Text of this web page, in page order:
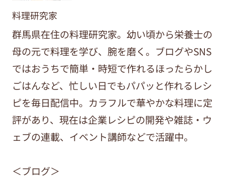
料理研究家
群馬県在住の料理研究家。幼い頃から栄養士の
母の元で料理を学び、腕を磨く。ブログやSNS
ではおうちで簡単・時短で作れるほったらかし
ごはんなど、忙しい日でもパパッと作れるレシ
ピを毎日配信中。カラフルで華やかな料理に定
評があり、現在は企業レシピの開発や雑誌・ウ
ェブの連載、イベント講師などで活躍中。
＜ブログ＞